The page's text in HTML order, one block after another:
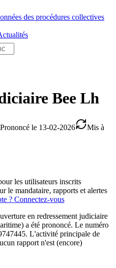
des procédures collectives
Bee Lh
Prononcé le 13-02-2026
Mis à
les utilisateurs inscrits
le mandataire, rapports et alertes
? Connectez-vous
en redressement judiciaire
a été prononcé. Le numéro
L'activité principale de
rapport n'est (encore)